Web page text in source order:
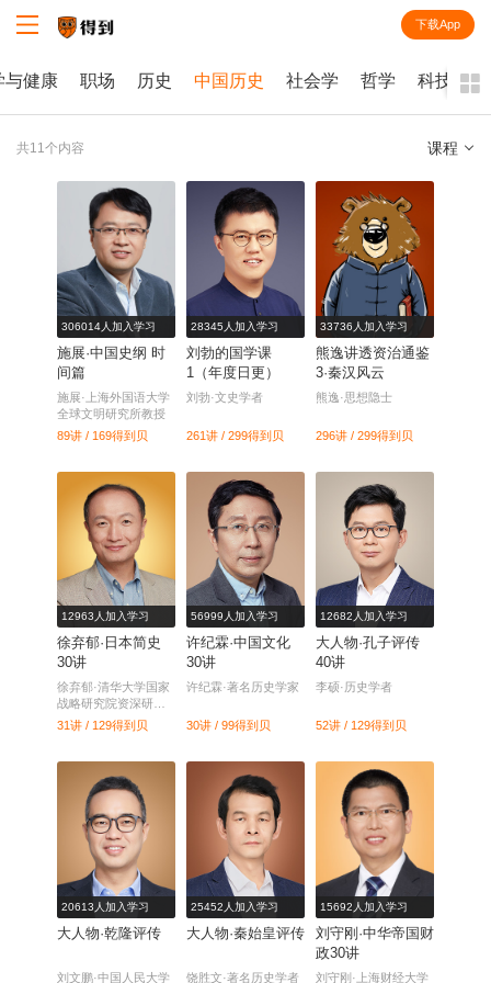
下载App
与健康 职场 历史 中国历史 社会学 哲学 科技
共11个内容 课程
全部
课程
每天听本书
电子书
306014人加入学习
施展·中国史纲 时
间篇
施展·上海外国语大学
全球文明研究所教授
89讲 / 169得到贝
28345人加入学习
刘勃的国学课
1（年度日更）
刘勃·文史学者
261讲 / 299得到贝
33736人加入学习
熊逸讲透资治通鉴
3·秦汉风云
熊逸·思想隐士
296讲 / 299得到贝
12963人加入学习
徐弃郁·日本简史
30讲
徐弃郁·清华大学国家
战略研究院资深研究
员
31讲 / 129得到贝
56999人加入学习
许纪霖·中国文化
30讲
许纪霖·著名历史学家
30讲 / 99得到贝
12682人加入学习
大人物·孔子评传
40讲
李硕·历史学者
52讲 / 129得到贝
20613人加入学习
大人物·乾隆评传
刘文鹏·中国人民大学
25452人加入学习
大人物·秦始皇评传
饶胜文·著名历史学者
15692人加入学习
刘守刚·中华帝国财
政30讲
刘守刚·上海财经大学